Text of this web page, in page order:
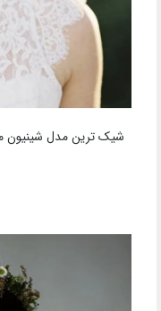
شیک ترین مدل شینیون